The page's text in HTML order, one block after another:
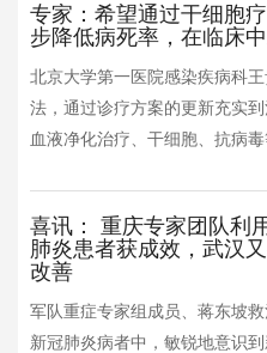
专家：希望通过干细胞
步降低病死率，在临床
北京大学第一医院感染疾病科
法，通过诊疗方案的更新充实
血液净化治疗、干细胞、抗病毒
喜讯： 重庆专家团队利
肺炎患者获成效，武汉
改善
军队重症专家组成员、蒋东坡
新冠肺炎病者中，敏锐地意识